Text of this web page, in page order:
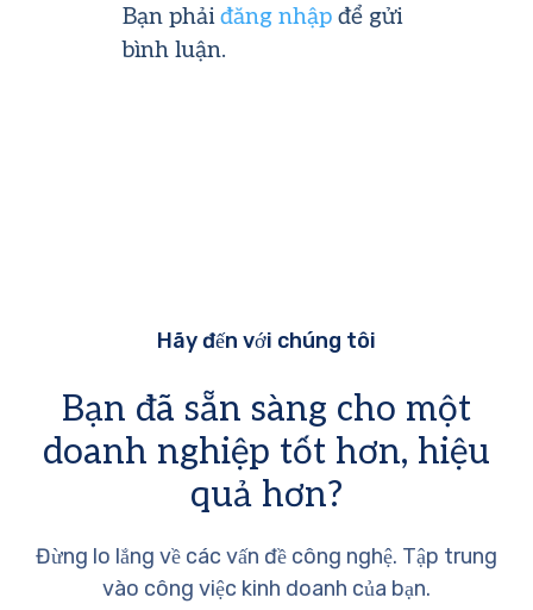
Bạn phảiđăng nhập để gửi
bình luận.
Hãy đến với chúng tôi
Bạn đã sẵn sàng cho một
doanh nghiệp tốt hơn, hiệu
quả hơn?
Đừng lo lắng về các vấn đề công nghệ. Tập trung
vào công việc kinh doanh của bạn.